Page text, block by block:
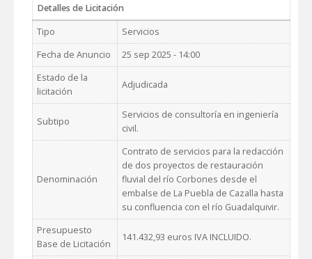
Detalles de Licitación
Tipo
Servicios
Fecha de Anuncio
25 sep 2025 - 14:00
Estado de la
licitación
Adjudicada
Subtipo
Servicios de consultoría en ingeniería
civil.
Denominación
Contrato de servicios para la redacción
de dos proyectos de restauración
fluvial del río Corbones desde el
embalse de La Puebla de Cazalla hasta
su confluencia con el río Guadalquivir.
Presupuesto
Base de Licitación
141.432,93 euros IVA INCLUIDO.